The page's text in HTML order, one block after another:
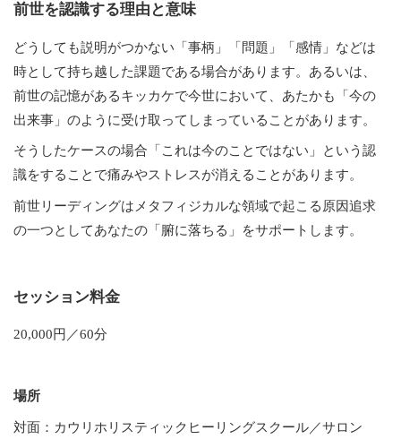
前世を認識する理由と意味
どうしても説明がつかない「事柄」「問題」「感情」などは
時として持ち越した課題である場合があります。あるいは、
前世の記憶があるキッカケで今世において、あたかも「今の
出来事」のように受け取ってしまっていることがあります。
そうしたケースの場合「これは今のことではない」という認
識をすることで痛みやストレスが消えることがあります。
前世リーディングはメタフィジカルな領域で起こる原因追求
の一つとしてあなたの「腑に落ちる」をサポートします。
セッション料金
20,000円／60分
場所
対面：カウリホリスティックヒーリングスクール／サロン